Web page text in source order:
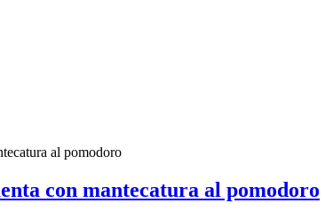
con mantecatura al pomodoro